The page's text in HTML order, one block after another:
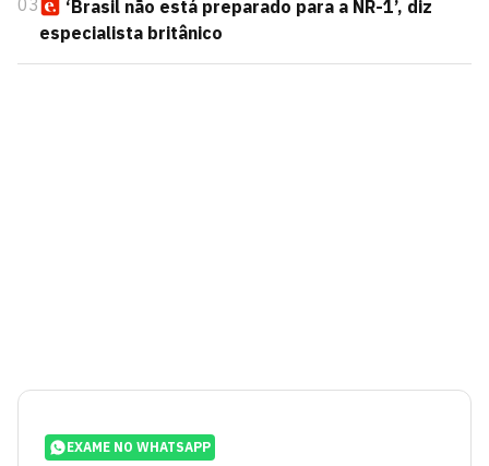
03
‘Brasil não está preparado para a NR-1’, diz
especialista britânico
EXAME NO WHATSAPP